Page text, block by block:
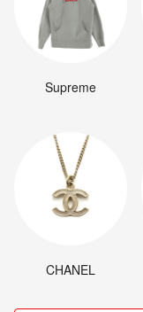
Supreme
CHANEL